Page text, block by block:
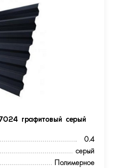
графитовый серый
0.4
серый
Полимерное